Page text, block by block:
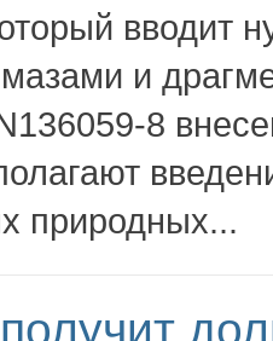
вводит
и
8
природных...